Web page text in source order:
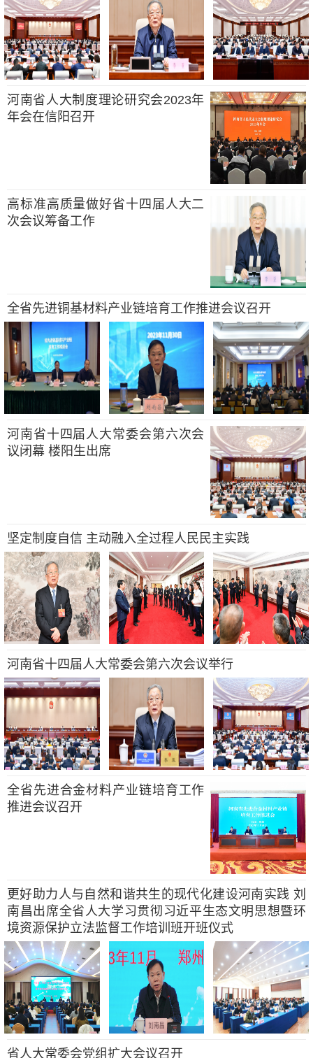
河南省人大制度理论研究会2023年
年会在信阳召开
高标准高质量做好省十四届人大二
次会议筹备工作
全省先进铜基材料产业链培育工作推进会议召开
河南省十四届人大常委会第六次会
议闭幕 楼阳生出席
坚定制度自信 主动融入全过程人民民主实践
河南省十四届人大常委会第六次会议举行
全省先进合金材料产业链培育工作
推进会议召开
更好助力人与自然和谐共生的现代化建设河南实践 刘
南昌出席全省人大学习贯彻习近平生态文明思想暨环
境资源保护立法监督工作培训班开班仪式
省人大常委会党组扩大会议召开